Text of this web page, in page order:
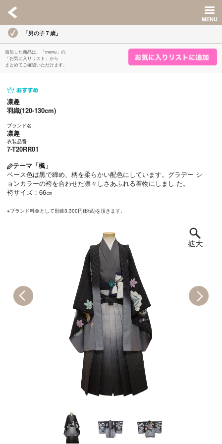
「男の子７歳」
凛趣
羽織(120-130cm)
ブランド名
凛趣
衣装品番
7-T20RR01
テーマ「楓」
ベース色は黒で締め、柄を柔らかい配色にしています。グラデー シ
ョンカラーの袴を合わせた凛々しさあふれる着物にしまし た。
袴サイズ：66㎝
※ブランド料金として別途3,300円(税込)を頂きます。
追加した商品は、「menu」の
「お気に入りリスト」から
まとめてご確認いただけます。